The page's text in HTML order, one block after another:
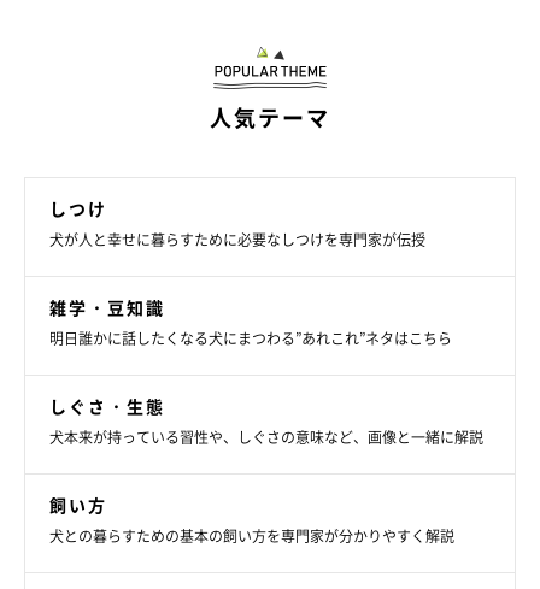
基本的には、肺炎の原因にあわせて治療を行っていくことになり
ります。咳などへの対症療法も行います。
● 細菌性肺炎
菌薬を投与することになります。
抗真菌薬を使います。
基本的に特効薬はないので、対症療法と二次感染を防ぐための抗
人気テーマ
しつけ
犬が人と幸せに暮らすために必要なしつけを専門家が伝授
雑学・豆知識
明日誰かに話したくなる犬にまつわる”あれこれ”ネタはこちら
しぐさ・生態
犬本来が持っている習性や、しぐさの意味など、画像と一緒に解説
飼い方
犬との暮らすための基本の飼い方を専門家が分かりやすく解説